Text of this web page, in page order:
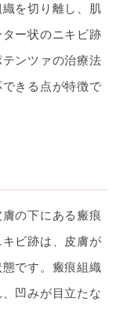
を切り離し、肌
ー状のニキビ跡
ンツァの治療法
きる点が特徴で
の下にある瘢痕
ビ跡は、皮膚が
です。瘢痕組織
凹みが目立たな